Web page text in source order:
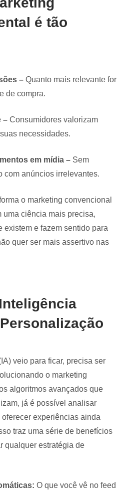
é tão
– Quanto mais relevante for
de compra.
– Consumidores valorizam
necessidades.
em mídia – Sem
com anúncios irrelevantes.
o marketing convencional
uma ciência mais precisa,
existem e fazem sentido para
quer ser mais assertivo nas
veio para ficar, precisa ser
o marketing
algoritmos avançados que
já é possível analisar
experiências ainda
traz uma série de benefícios
qualquer estratégia de
O que você vê no feed